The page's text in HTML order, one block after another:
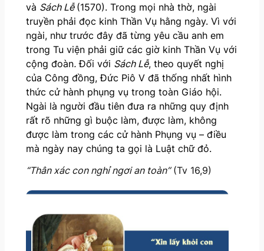
và Sách Lễ (1570). Trong mọi nhà thờ, ngài
truyền phải đọc kinh Thần Vụ hằng ngày. Vì với
ngài, như trước đây đã từng yêu cầu anh em
trong Tu viện phải giữ các giờ kinh Thần Vụ với
cộng đoàn.Đối với Sách Lễ, theo quyết nghị
của Công đồng, Đức Piô V đã thống nhất hình
thức cử hành phụng vụ trong toàn Giáo hội.
Ngài là người đầu tiên đưa ra những quy định
rất rõ những gì buộc làm, được làm, không
được làm trong các cử hành Phụng vụ – điều
mà ngày nay chúng ta gọi là Luật chữ đỏ.
“Thân xác con nghỉ ngơi an toàn”(Tv 16,9)